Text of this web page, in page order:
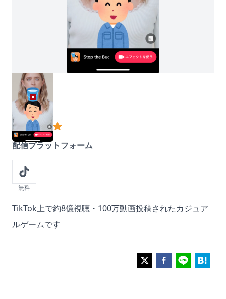
STOP THE BUCKET (0)
おススメ度
4out of 5 stars
配信プラットフォーム
無料
Description
TikTok上で約8億視聴・100万動画投稿されたカジュア
ルゲームです